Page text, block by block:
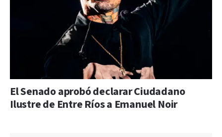
El Senado aprobó declarar Ciudadano
Ilustre de Entre Ríos a Emanuel Noir